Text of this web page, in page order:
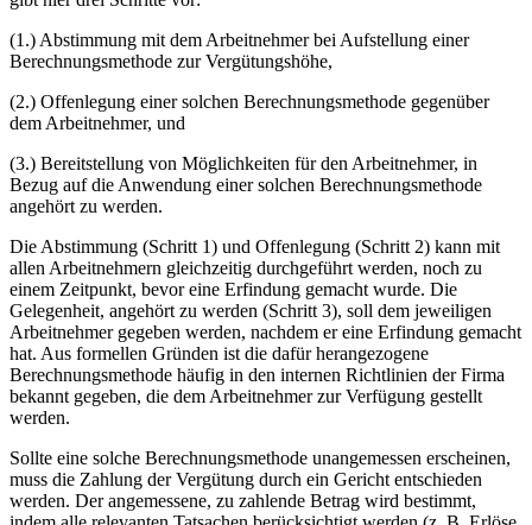
(1.) Abstimmung mit dem Arbeitnehmer bei Aufstellung einer
Berechnungsmethode zur Vergütungshöhe,
(2.) Offenlegung einer solchen Berechnungsmethode gegenüber
dem Arbeitnehmer, und
(3.) Bereitstellung von Möglichkeiten für den Arbeitnehmer, in
Bezug auf die Anwendung einer solchen Berechnungsmethode
angehört zu werden.
Die Abstimmung (Schritt 1) und Offenlegung (Schritt 2) kann mit
allen Arbeitnehmern gleichzeitig durchgeführt werden, noch zu
einem Zeitpunkt, bevor eine Erfindung gemacht wurde. Die
Gelegenheit, angehört zu werden (Schritt 3), soll dem jeweiligen
Arbeitnehmer gegeben werden, nachdem er eine Erfindung gemacht
hat. Aus formellen Gründen ist die dafür herangezogene
Berechnungsmethode häufig in den internen Richtlinien der Firma
bekannt gegeben, die dem Arbeitnehmer zur Verfügung gestellt
werden.
Sollte eine solche Berechnungsmethode unangemessen erscheinen,
muss die Zahlung der Vergütung durch ein Gericht entschieden
werden. Der angemessene, zu zahlende Betrag wird bestimmt,